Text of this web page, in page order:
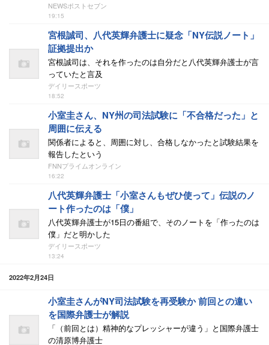
NEWSポストセブン
19:15
宮根誠司、八代英輝弁護士に疑念「NY伝説ノート」
証拠提出か
宮根誠司は、それを作ったのは自分だと八代英輝弁護士が言
っていたと言及
デイリースポーツ
18:52
小室圭さん、NY州の司法試験に「不合格だった」と
周囲に伝える
関係者によると、周囲に対し、合格しなかったと試験結果を
報告したという
FNNプライムオンライン
16:22
八代英輝弁護士「小室さんもぜひ使って」伝説のノ
ート作ったのは「僕」
八代英輝弁護士が15日の番組で、そのノートを「作ったのは
僕」だと明かした
デイリースポーツ
13:24
2022年2月24日
小室圭さんがNY司法試験を再受験か 前回との違い
を国際弁護士が解説
「（前回とは）精神的なプレッシャーが違う」と国際弁護士
の清原博弁護士